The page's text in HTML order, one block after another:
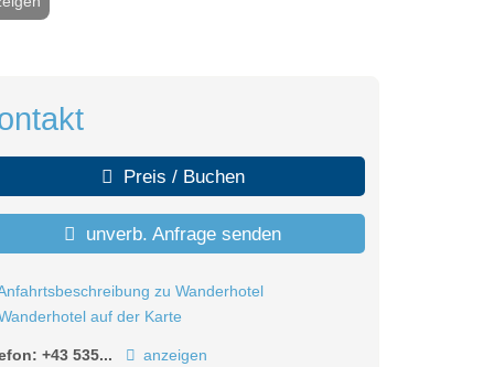
Preis / Buchen
unverb. Anfrage senden
zu Wanderhotel
auf der Karte
+43 535... anzeigen